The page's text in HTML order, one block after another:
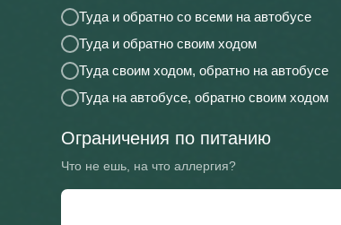
Туда и обратно со всеми на автобусе
Туда и обратно своим ходом
Туда своим ходом, обратно на автобусе
Туда на автобусе, обратно своим ходом
Ограничения по питанию
Что не ешь, на что аллергия?